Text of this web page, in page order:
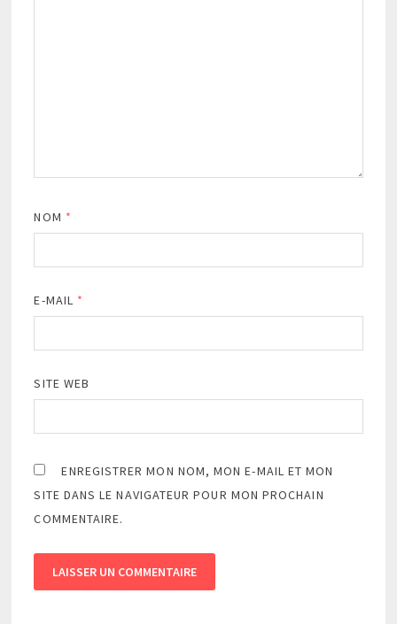
NOM *
E-MAIL *
SITE WEB
ENREGISTRER MON NOM, MON E-MAIL ET MON
SITE DANS LE NAVIGATEUR POUR MON PROCHAIN
COMMENTAIRE.